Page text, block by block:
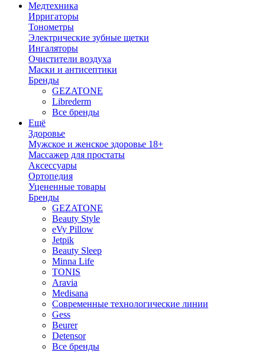
Медтехника
Ирригаторы
Тонометры
Электрические зубные щетки
Ингаляторы
Очистители воздуха
Маски и антисептики
Бренды
GEZATONE
Librederm
Все бренды
Ещё
Здоровье
Мужское и женское здоровье 18+
Массажер для простаты
Аксессуары
Ортопедия
Уцененные товары
Бренды
GEZATONE
Beauty Style
eVy Pillow
Jetpik
Beauty Sleep
Minna Life
TONIS
Aravia
Medisana
Современные технологические линии
Gess
Beurer
Detensor
Все бренды